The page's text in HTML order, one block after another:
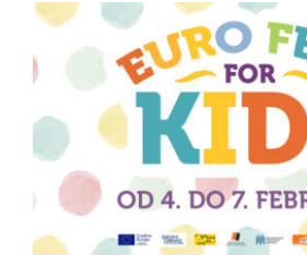
View
Larger
Image